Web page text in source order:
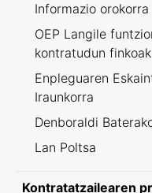
Informazio orokorra
OEP Langile
kontratudun finkoak
Enpleguaren
Iraunkorra
Denboraldi
Lan Poltsa
Kontratatzailearen